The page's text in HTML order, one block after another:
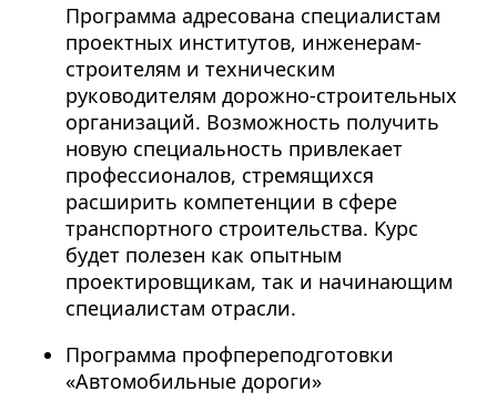
Программа адресована специалистам
проектных институтов, инженерам-
строителям и техническим
руководителям дорожно-строительных
организаций. Возможность получить
новую специальность привлекает
профессионалов, стремящихся
расширить компетенции в сфере
транспортного строительства. Курс
будет полезен как опытным
проектировщикам, так и начинающим
специалистам отрасли.
Программа профпереподготовки
«Автомобильные дороги»